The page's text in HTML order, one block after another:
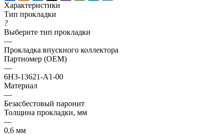
Характеристики
Тип прокладки
?
Выберите тип прокладки
—
Прокладка впускного коллектора
Партномер (OEM)
—
6H3-13621-A1-00
Материал
—
Безасбестовый паронит
Толщина прокладки, мм
—
0,6 мм